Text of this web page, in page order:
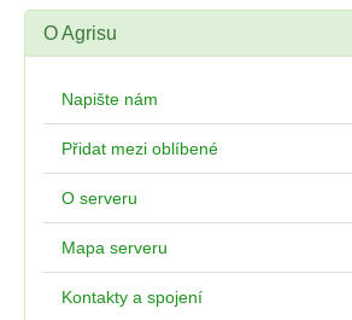
O Agrisu
Napište nám
Přidat mezi oblíbené
O serveru
Mapa serveru
Kontakty a spojení